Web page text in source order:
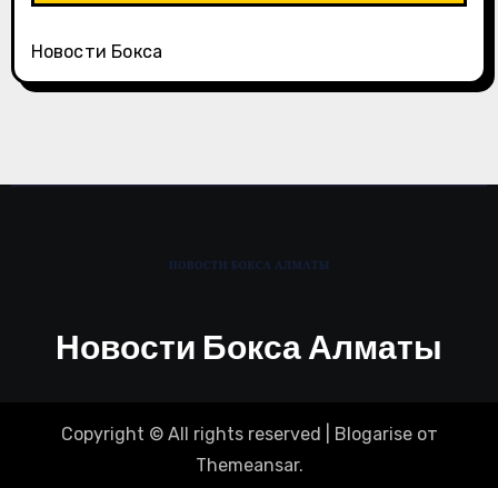
Новости Бокса
Новости Бокса Алматы
Copyright © All rights reserved Blogariseот
Themeansar.